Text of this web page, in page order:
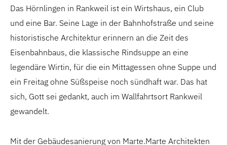
Das Hörnlingen in Rankweil ist ein Wirtshaus, ein Club
und eine Bar. Seine Lage in der Bahnhofstraße und seine
historistische Architektur erinnern an die Zeit des
Eisenbahnbaus, die klassische Rindsuppe an eine
legendäre Wirtin, für die ein Mittagessen ohne Suppe und
ein Freitag ohne Süßspeise noch sündhaft war. Das hat
sich, Gott sei gedankt, auch im Wallfahrtsort Rankweil
gewandelt.
Mit der Gebäudesanierung von Marte.Marte Architekten